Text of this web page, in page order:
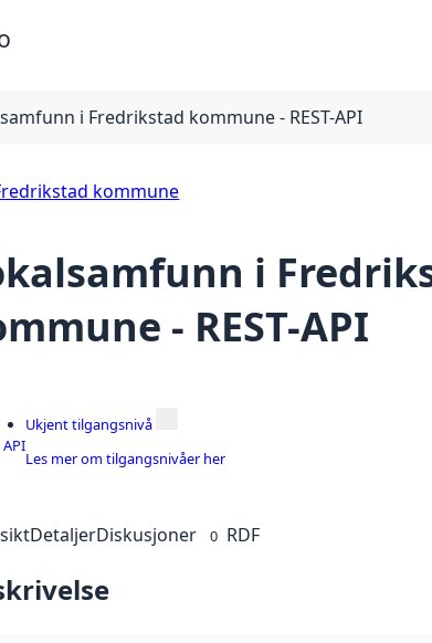
i Fredrikstad kommune - REST-API
kommune
i
- REST-API
API
Ukjent tilgangsnivå
Les mer om tilgangsnivåer her
DetaljerDiskusjoner 0 RDF